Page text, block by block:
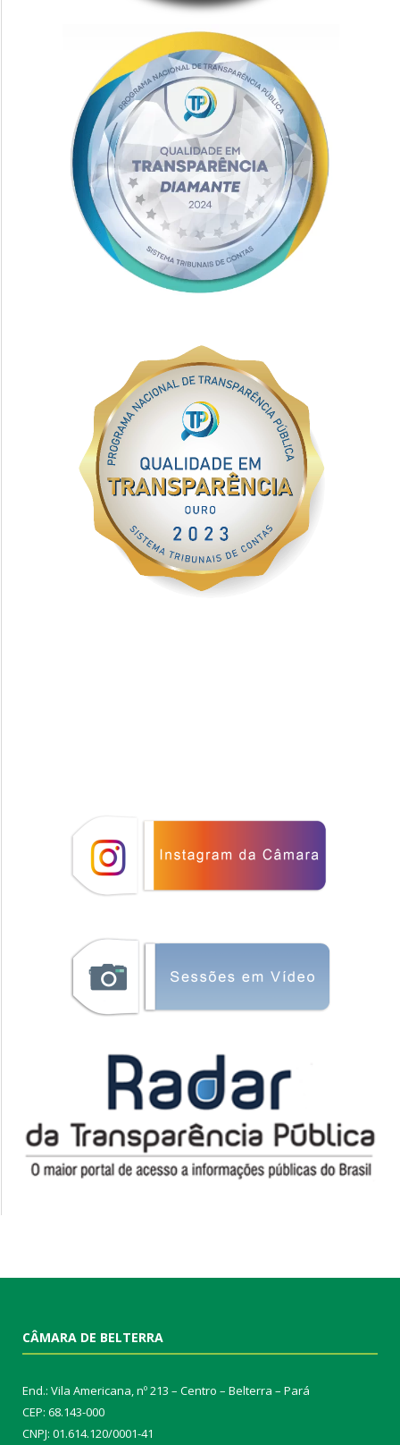
CÂMARA DE BELTERRA
End.: Vila Americana, nº 213 – Centro – Belterra – Pará
CEP: 68.143-000
CNPJ: 01.614.120/0001-41